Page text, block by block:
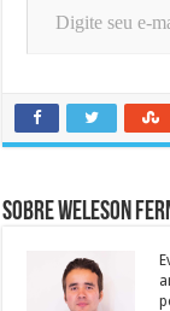
Sobre Weleson